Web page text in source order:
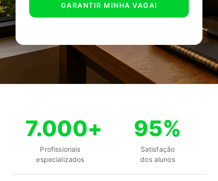
GARANTIR MINHA VAGA!
7.000+
Profissionais
especializados
95%
Satisfação
dos alunos